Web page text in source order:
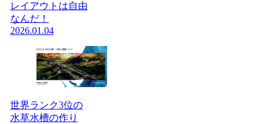
レイアウトは自由
なんだ！
2026.01.04
世界ランク3位の
水草水槽の作り